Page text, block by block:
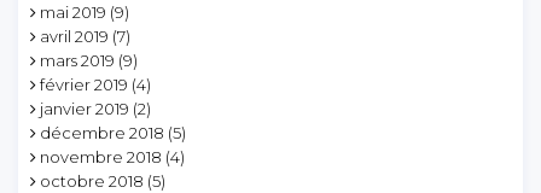
mai 2019 (9)
avril 2019 (7)
mars 2019 (9)
février 2019 (4)
janvier 2019 (2)
décembre 2018 (5)
novembre 2018 (4)
octobre 2018 (5)